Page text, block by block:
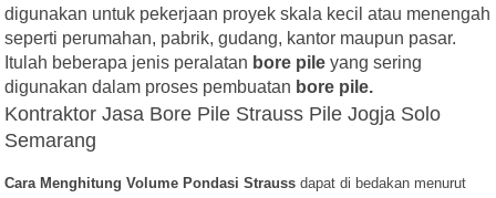
digunakan untuk pekerjaan proyek skala kecil atau menengah
seperti perumahan, pabrik, gudang, kantor maupun pasar.
Itulah beberapa jenis peralatan bore pileyang sering
digunakan dalam proses pembuatan bore pile.
Kontraktor Jasa Bore Pile Strauss Pile Jogja Solo
Semarang
Cara Menghitung Volume Pondasi Strauss dapat di bedakan menurut